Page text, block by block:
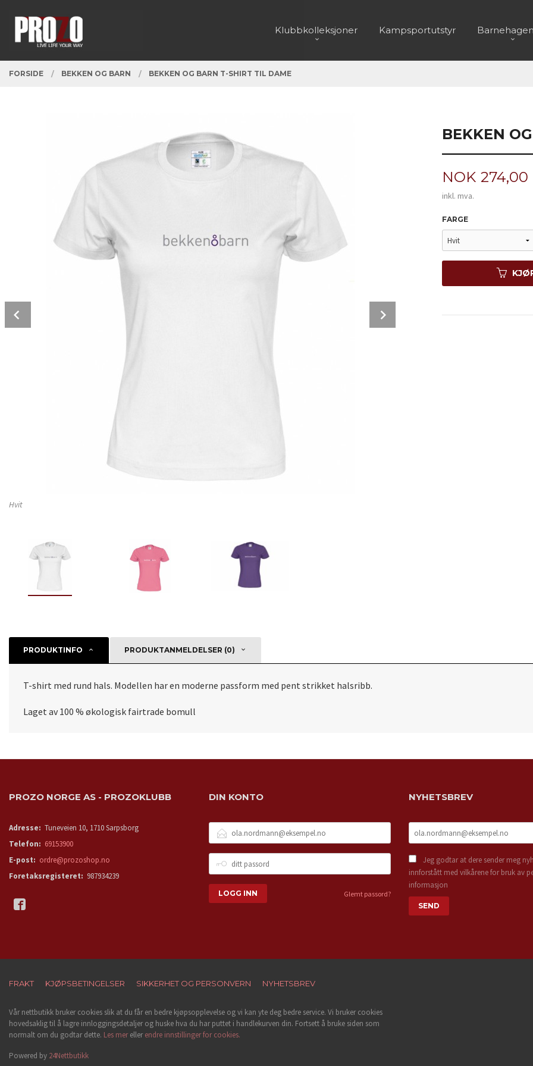
innholdet
PRODUKTER
Klubbkolleksjoner Kampsportutstyr
Lukk
FORSIDE BEKKEN OG BARN BEKKEN OG BARN T-SHIRT TIL DAME
Hvit
BEKKEN
Pris
NOK 274,00
inkl. mva.
FARGE
PRODUKTINFO PRODUKTANMELDELSER (0)
T-shirt med rund hals. Modellen har en moderne passform med pent strikket halsribb.
Laget av 100 % økologisk fairtrade bomull
PROZO NORGE AS - PROZOKLUBB
Adresse: Tuneveien 10, 1710 Sarpsborg
Telefon: 69153900
E-post: ordre@prozoshop.no
Foretaksregisteret: 987934239
DIN KONTO
POSTADRESSE
PASSORD
Glemt passord?
NYHETSBREV
Jeg godtar at dere sender meg
innforstått med vilkårene for bruk av
informasjon
FRAKT KJØPSBETINGELSER SIKKERHET OG PERSONVERN NYHETSBREV
Vår nettbutikk bruker cookies slik at du får en bedre kjøpsopplevelse og vi kan yte deg bedre service. Vi bruker cookies
hovedsaklig til å lagre innloggingsdetaljer og huske hva du har puttet i handlekurven din. Fortsett å bruke siden som
normalt om du godtar dette. Les merellerendre innstillinger for cookies.
Powered by 24Nettbutikk